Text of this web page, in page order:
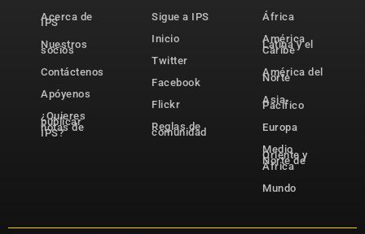
Acerca de
IPS
Nuestros
socios
Contáctenos
Apóyenos
¿Quieres
publicar
notas de
IPS?
Sigue a IPS
Inicio
Twitter
Facebook
Flickr
Reglas de
comunidad
África
América
Latina y el
Caribe
América del
Norte
Asia-
Pacífico
Europa
Medio
Oriente y
Norte de
África
Mundo